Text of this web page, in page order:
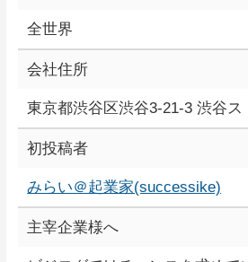
全世界
会社住所
東京都渋谷区渋谷3-21-3 渋谷ス
初投稿者
みらい＠起業家(successike)
主宰企業様へ